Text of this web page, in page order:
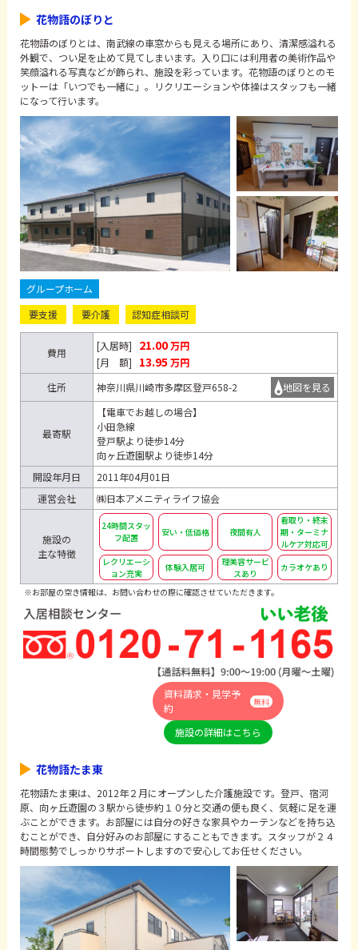
花物語のぼりと
花物語のぼりとは、南武線の車窓からも見える場所にあり、清潔感溢れる
外観で、つい足を止めて見てしまいます。入り口には利用者の美術作品や
笑顔溢れる写真などが飾られ、施設を彩っています。花物語のぼりとのモ
ットーは「いつでも一緒に」。リクリエーションや体操はスタッフも一緒
になって行います。
グループホーム
要支援
要介護 認知症相談可
費用
[入居時] 21.00万円
[月 額]
13.95万円
住所
神奈川県川崎市多摩区登戸658-2 地図を見る
最寄駅
【電車でお越しの場合】
小田急線
登戸駅より徒歩14分
向ヶ丘遊園駅より徒歩14分
開設年月日
2011年04月01日
運営会社
㈱日本アメニティライフ協会
施設の
主な特徴
24時間スタッ
フ配置
安い・低価格 夜間有人
看取り・終末
期・ターミナ
ルケア対応可
レクリエーシ
ョン充実
体験入居可
理美容サービ
スあり
カラオケあり
※お部屋の空き情報は、お問い合わせの際に確認させていただきます。
資料請求・見学予
約
無料
施設の詳細はこちら
花物語たま東
花物語たま東は、2012年２月にオープンした介護施設です。登戸、宿河
原、向ヶ丘遊園の３駅から徒歩約１０分と交通の便も良く、気軽に足を運
ぶことができます。お部屋には自分の好きな家具やカーテンなどを持ち込
むことができ、自分好みのお部屋にすることもできます。スタッフが２４
時間態勢でしっかりサポートしますので安心してお任せください。